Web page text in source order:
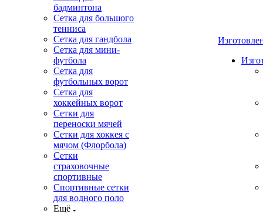
бадминтона
Сетка для большого
тенниса
Сетка для гандбола
Сетка для мини-
футбола
Сетка для
футбольных ворот
Сетка для
хоккейных ворот
Сетки для
переноски мячей
Сетки для хоккея с
мячом (Флорбола)
Сетки
страховочные
спортивные
Спортивные сетки
для водного поло
Ещё